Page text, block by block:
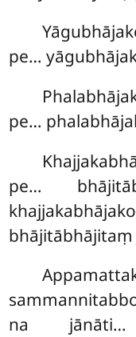
pe…
pe…
pe…
na jānāti…